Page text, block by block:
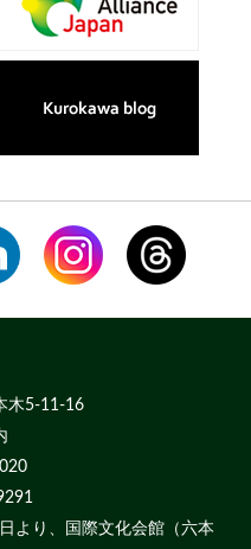
木5-11-16
より、国際文化会館（六本